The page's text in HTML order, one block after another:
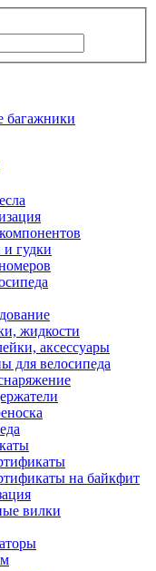
багажники
и гудки
жидкости
аксессуары
для велосипеда
на байкфит
вилки